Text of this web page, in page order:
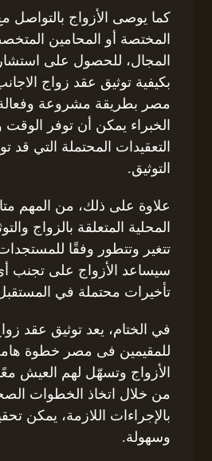
كما يوصى الأزواج بالتواصل
المختصة أو المحامين
المجال، للحصول على
بكيفية توثيق عقد زواج
مصر بطريقة مشروعة
الخبراء يمكن أن توفر الوقت
التعقيدات المحتملة التي قد
التوثيق.
علاوة على ذلك، من المهم
المحلية المتعلقة بالزواج
تتغير وتتطور وفقًا للمستجدات
سيساعد الأزواج على تجنب
تأخيرات محتملة في
في الختام، يعد توثيق عقد
للمقيمين فى مصر خطوة
الأزواج وتسهّل لهم العيش
من خلال اتخاذ الخطوات
بالإجراءات اللازمة، يمكن
وسهولة.